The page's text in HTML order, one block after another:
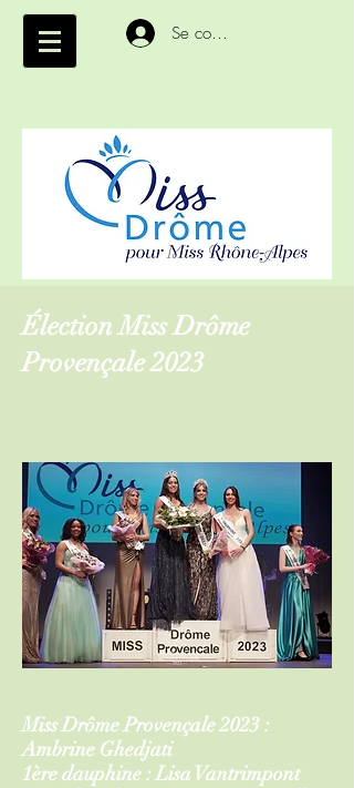
Se connecter
Élection Miss Drôme
Provençale 2023
Miss Drôme Provençale 2023 :
Ambrine Ghedjati
1ère dauphine : Lisa Vantrimpont